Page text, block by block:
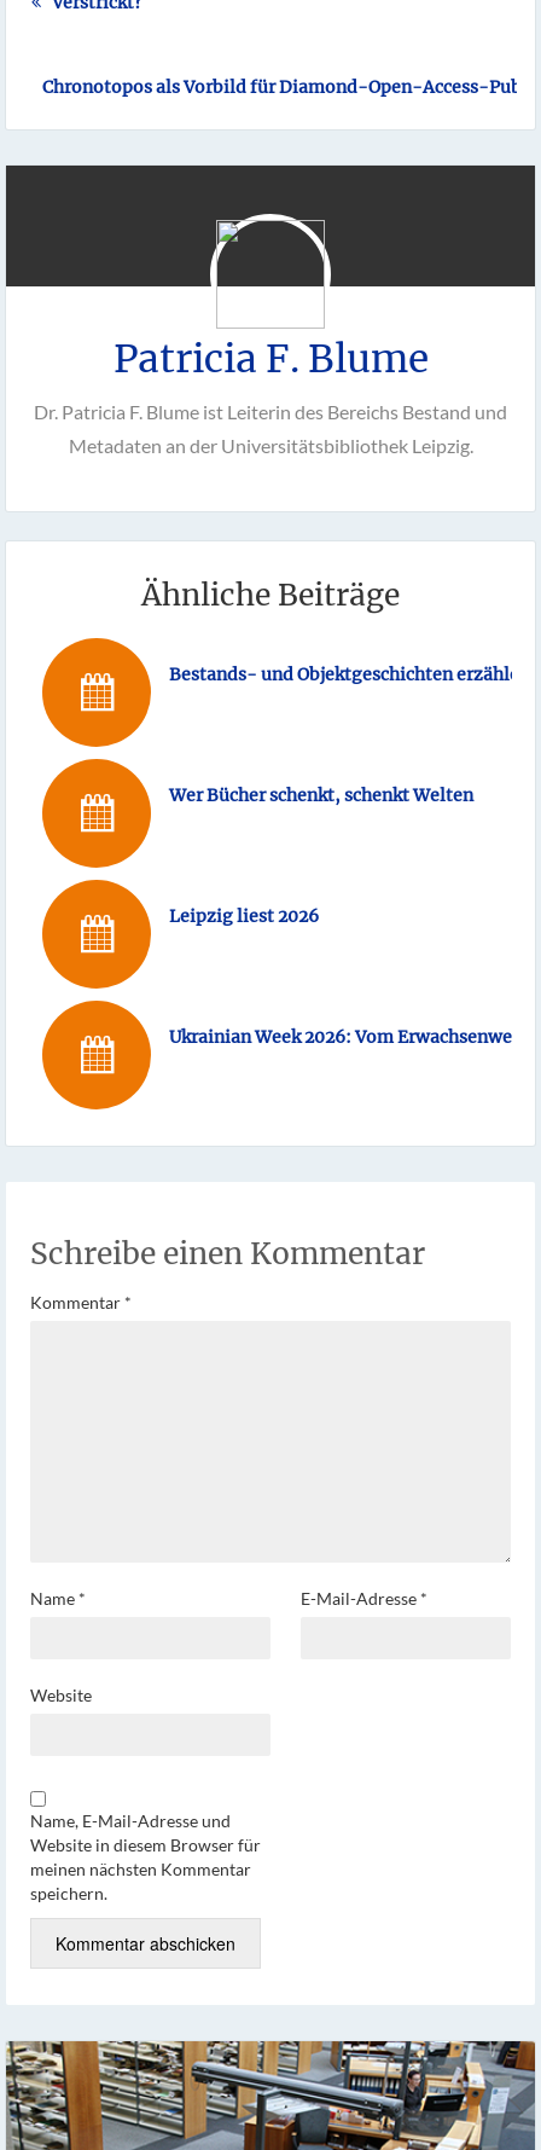
Chronotopos als Vorbild für Diamond-Open-Access-
Patricia F. Blume
Dr. Patricia F. Blume ist Leiterin des Bereichs Bestand und
Metadaten an der Universitätsbibliothek Leipzig.
Ähnliche Beiträge
Bestands- und Objektgeschichten
Wer Bücher schenkt, schenkt Welten
Leipzig liest 2026
Ukrainian Week 2026: Vom
Schreibe einen Kommentar
Kommentar *
Name * E-Mail-Adresse *
Website
Name, E-Mail-Adresse und
Website in diesem Browser für
meinen nächsten Kommentar
speichern.